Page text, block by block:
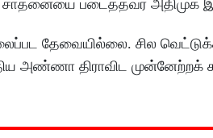
படைத்தவர் அதிமுக
தேவையில்லை. சில
அண்ணா திராவிட